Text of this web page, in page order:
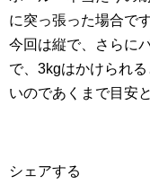
に突っ張った場合です
今回は縦で、さらに
で、3kgはかけられ
いのであくまで目安
シェアする